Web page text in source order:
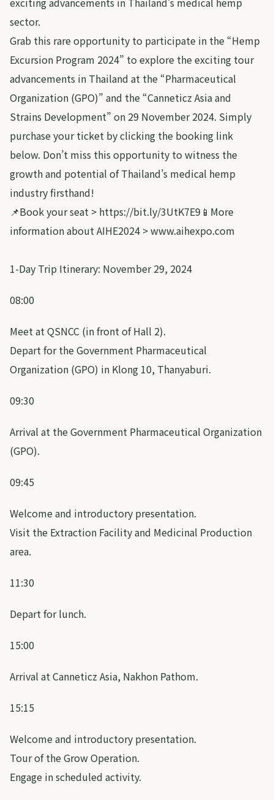
sector.
Grab this rare opportunity to participate in the “Hemp
Excursion Program 2024” to explore the exciting tour
advancements in Thailand at the “Pharmaceutical
Organization (GPO)” and the “Canneticz Asia and
Strains Development” on 29 November 2024. Simply
purchase your ticket by clicking the booking link
below. Don’t miss this opportunity to witness the
growth and potential of Thailand’s medical hemp
industry firsthand!
📌Book your seat > https://bit.ly/3UtK7E9📱More
information about AIHE2024 > www.aihexpo.com
1-Day Trip Itinerary: November 29, 2024
08:00
Meet at QSNCC (in front of Hall 2).
Depart for the Government Pharmaceutical
Organization (GPO) in Klong 10, Thanyaburi.
09:30
Arrival at the Government Pharmaceutical Organization
(GPO).
09:45
Welcome and introductory presentation.
Visit the Extraction Facility and Medicinal Production
area.
11:30
Depart for lunch.
15:00
Arrival at Canneticz Asia, Nakhon Pathom.
15:15
Welcome and introductory presentation.
Tour of the Grow Operation.
Engage in scheduled activity.